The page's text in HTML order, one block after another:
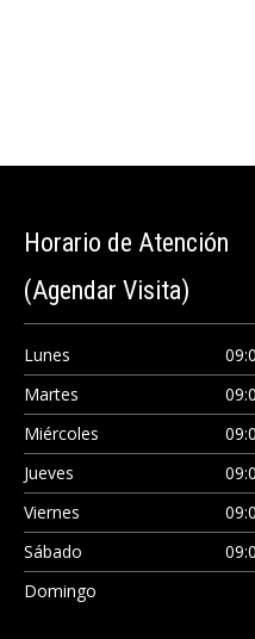
Horario de Atención
(Agendar Visita)
Lunes
Martes
Miércoles
Jueves
Viernes
Sábado
Domingo